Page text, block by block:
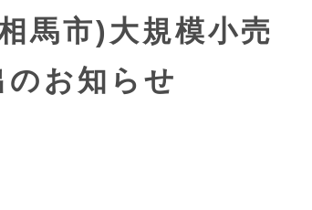
馬市)大規模小売
お知らせ